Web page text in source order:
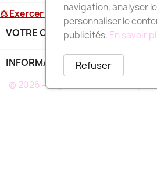
⚖ Exercer mon droit de rétractation
VOTRE COMPTE
INFORMATIONS
© 2026 - Logiciel e-commerce par
navigation, analyser
personnaliser le
publicités. En savoir
Refuser